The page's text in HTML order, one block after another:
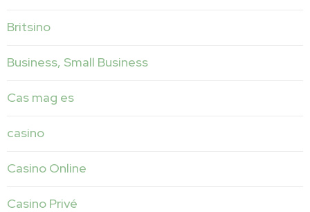
Britsino
Business, Small Business
Cas mag es
casino
Casino Online
Casino Privé